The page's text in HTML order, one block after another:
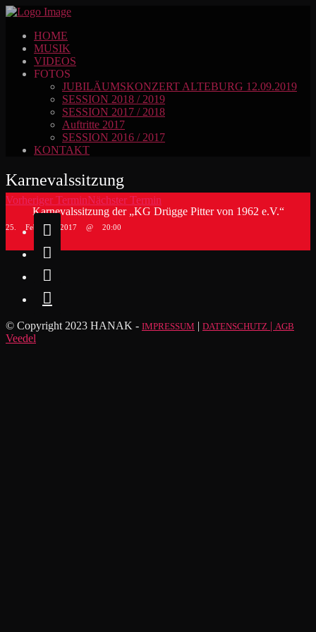
HOME
MUSIK
VIDEOS
FOTOS
JUBILÄUMSKONZERT ALTEBURG 12.09.2019
SESSION 2018 / 2019
SESSION 2017 / 2018
Auftritte 2017
SESSION 2016 / 2017
KONTAKT
Karnevalssitzung
25. Februar 2017 @ 20:00
Karnevalssitzung der „KG Drügge Pitter von 1962 e.V.“
Vorheriger TerminNächster Termin




© Copyright 2023 HANAK - IMPRESSUM | DATENSCHUTZ | AGB
Veedel